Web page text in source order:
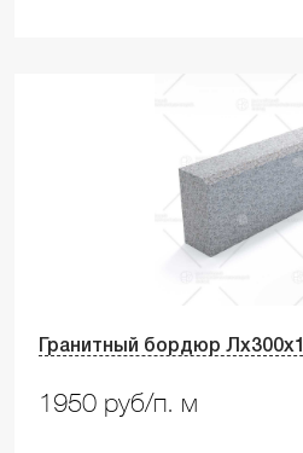
Гранитный бордюр
1950 руб/п. м